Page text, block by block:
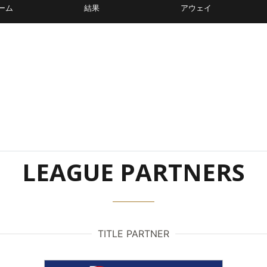
ム 結果 アウェイ
LEAGUE PARTNERS
TITLE PARTNER